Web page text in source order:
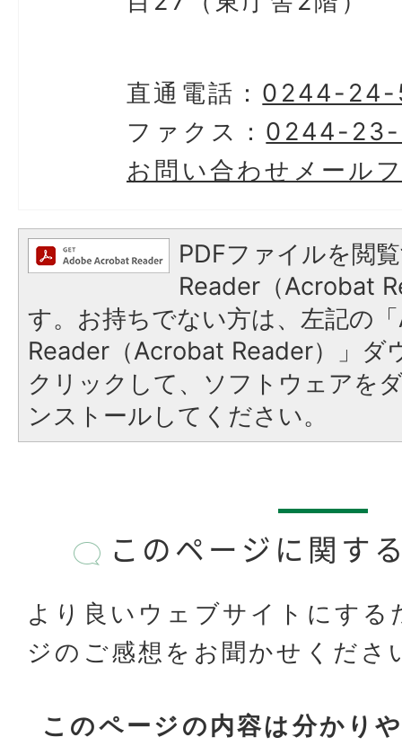
直通電話： 0244-
ファクス： 0244-
お問い合わせメール
PDFファイルを閲
Reader（Acrobat
す。お持ちでない方は、左記の
Reader（Acrobat Reader）」ダ
クリックして、ソフトウェアを
ンストールしてください。
このページに関す
より良いウェブサイトにする
ジのご感想をお聞かせくださ
このページの内容は分かり